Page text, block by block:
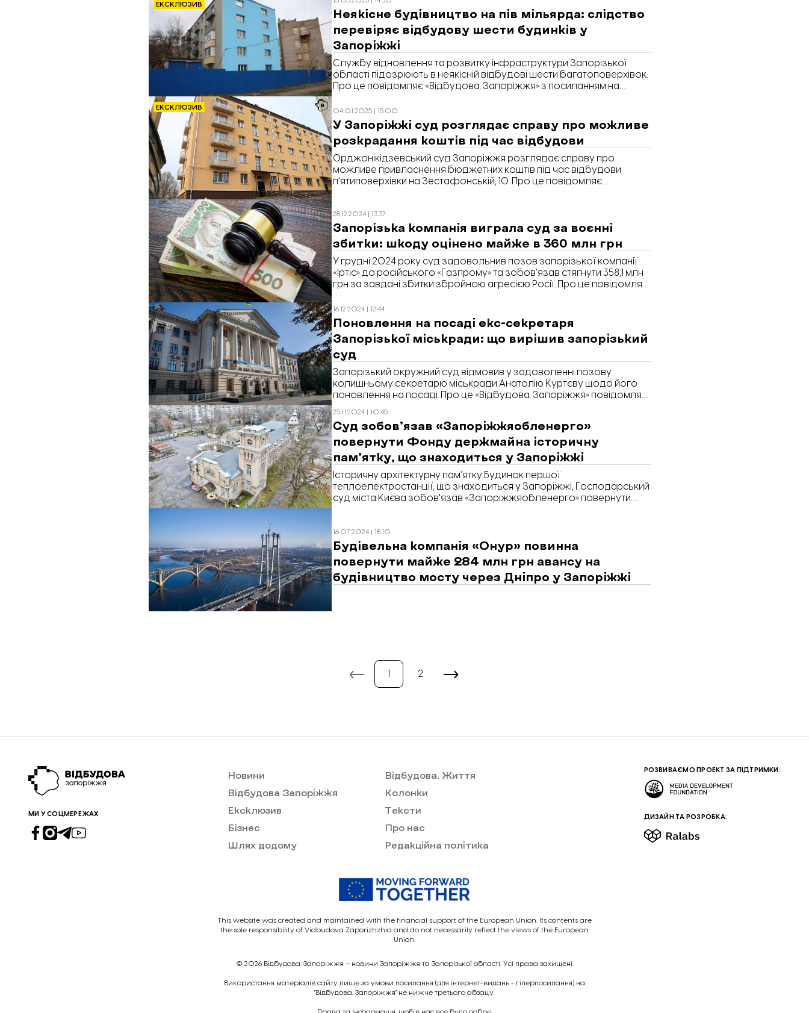
ЕКСКЛЮЗИВ
Неякісне будівництво на пів мільярда: слідство
перевіряє відбудову шести будинків у
Запоріжжі
Службу відновлення та розвитку інфраструктури Запорізької
області підозрюють в неякісній відбудові шести багатоповерхівок.
Про це повідомляє «Відбудова. Запоріжжя» з посиланням на
ЕКСКЛЮЗИВ 04.01.2025 | 15:00
У Запоріжжі суд розглядає справу про можливе
розкрадання коштів під час відбудови
Орджонікідзевський суд Запоріжжя розглядає справу про
можливе привласнення бюджетних коштів під час відбудови
п’ятиповерхівки на Зестафонській, 10. Про це повідомляє
28.12.2024 | 13:37
Запорізька компанія виграла суд за воєнні
збитки: шкоду оцінено майже в 360 млн грн
У грудні 2024 року суд задовольнив позов запорізької компанії
«Іртіс» до російського «Газпрому» та зобов’язав стягнути 358,1 млн
грн за завдані збитки збройною агресією Росії. Про це повідомляє
реєстрі судових рішень.
16.12.2024 | 12:44
Поновлення на посаді екс-секретаря
Запорізької міськради: що вирішив запорізький
суд
Запорізький окружний суд відмовив у задоволенні позову
колишньому секретарю міськради Анатолію Куртєву щодо його
поновлення на посаді. Про це «Відбудова. Запоріжжя» повідомляє
25.11.2024 | 10:45
Суд зобов’язав «Запоріжжяобленерго»
повернути Фонду держмайна історичну
пам’ятку, що знаходиться у Запоріжжі
Історичну архітектурну пам’ятку Будинок першої
теплоелектростанції, що знаходиться у Запоріжжі, Господарський
суд міста Києва зобов'язав «Запоріжжяобленерго» повернути
16.07.2024 | 18:10
Будівельна компанія «Онур» повинна
повернути майже 284 млн грн авансу на
будівництво мосту через Дніпро у Запоріжжі
2
МИ У СОЦМЕРЕЖАХ
Новини
Відбудова Запоріжжя
Ексклюзив
Бізнес
Шлях додому
Відбудова. Життя
Колонки
Тексти
Про нас
Редакційна політика
РОЗВИВАЄМО ПРОЕКТ ЗА ПІДТРИМКИ:
ДИЗАЙН ТА РОЗРОБКА:
This website was created and maintained with the financial support of the European Union. Its contents are
the sole responsibility of Vidbudova Zaporizhzhia and do not necessarily reflect the views of the European
Union.
© 2026 Відбудова. Запоріжжя – новини Запоріжжя та Запорізької області. Усі права захищені.
Викориcтання матеріалів сайту лише за умови посилання (для інтернет-видань - гіперпосилання) на
"Відбудова. Запоріжжя" не нижче третього абзацу.